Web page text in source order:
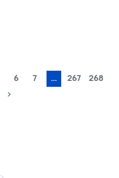
6 7 ... 267 268